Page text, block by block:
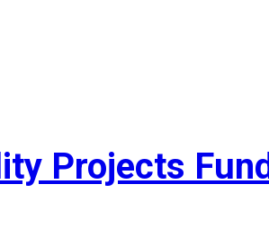
Projects Fund